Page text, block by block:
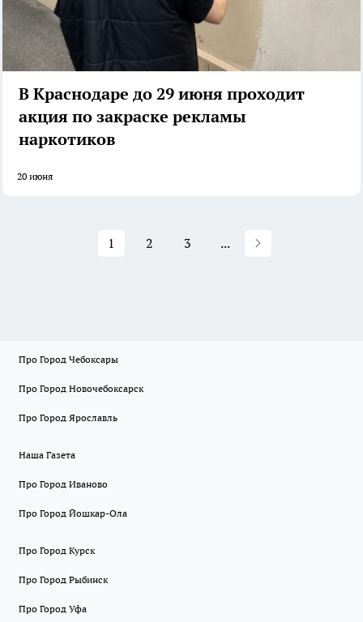
В Краснодаре до 29 июня проходит
акция по закраске рекламы
наркотиков
20 июня
1 2 3 ...
Про Город Чебоксары
Про Город Новочебоксарск
Про Город Ярославль
Наша Газета
Про Город Иваново
Про Город Йошкар-Ола
Про Город Курск
Про Город Рыбинск
Про Город Уфа